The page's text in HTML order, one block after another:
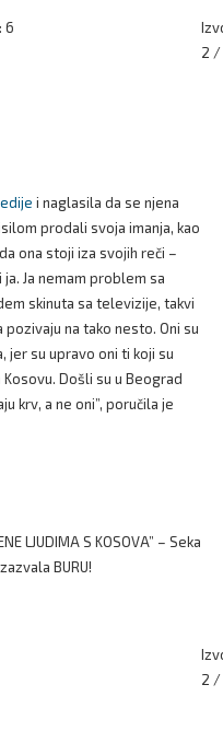
6
2 /
i naglasila da se njena
prodali svoja imanja, kao
ona stoji iza svojih reči –
Ja nemam problem sa
skinuta sa televizije, takvi
na tako nesto. Oni su
jer su upravo oni ti koji su
Došli su u Beograd
krv, a ne oni”, poručila je
LJUDIMA S KOSOVA” – Seka
BURU!
2 /